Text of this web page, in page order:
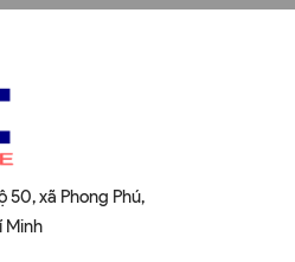
50, xã Phong Phú,
Minh